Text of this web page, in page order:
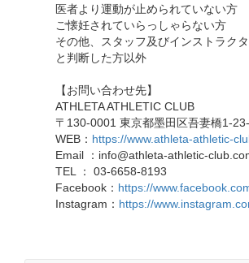
医者より運動が止められていない方
ご懐妊されていらっしゃらない方
その他、スタッフ及びインストラク
と判断した方以外
【お問い合わせ先】
ATHLETA ATHLETIC CLUB
〒130-0001 東京都墨田区吾妻橋1-
WEB： https://www.athleta-athletic-
Email ：info@athleta-athletic-
TEL ： 03-6658-8193
Facebook： https://
Instagram： https://